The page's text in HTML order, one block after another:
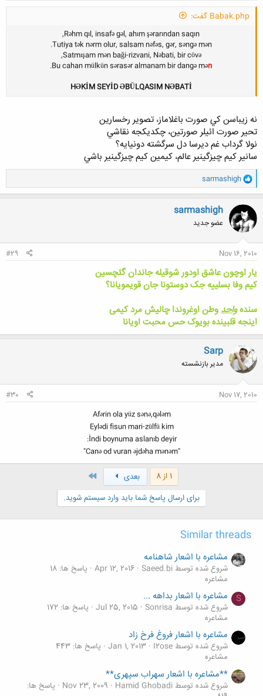
Babak.php گفت:
Rəhm qıl, insafə gəl, ahım şərarından saqın,
Tutiya tək nərm olur, salsam nəfəs, gər, səngə mən.
Satmışam mən baği-rizvani, Nəbati, bir cövə,
Bu cahan mülkün sərasər almanam bir dangə mən
.
HƏKİM SEYİD ƏBÜLQASIM NƏBATİ
نه زيباسن کي صورت باغلاماز، تصوير رخسارين
تحير صورت ائيلر صورتين، چکديکجه نقاشي
نولا گرداب غم ديرسا دل سرگشته دونيايه؟
سانير کيم چيزگينير عالم، کيمين کيم چيزگينير باشي
و
ا
ک
ن
ش
ه
ا
sarmashigh
sarmashigh
عضو جدید
Nov 16, 2010
#29
یار اوچون عاشق اودور شوقیله جاندان گئچسین
کیم وفا بسلییه جک دوستونا جان قویمویانا؟
سندهواحدوطن اوغروندا چالیش مرد کیمی
اینجه قلبینده بویوک حس محبت اویانا
Sarp
مدیر بازنشسته
Nov 17, 2010
#30
Afərin ola yüz sənə,qələm
Eylədi fisun mari-zülfü kim
İndi boynuma aslanıb deyir:
"Canə od vuran əjdəha mənəm"
1 از 8 بعدی
برای ارسال پاسخ شما باید وارد سیستم شوید.
Similar threads
مشاعره با اشعار شاهنامه
شروع شده توسط Saeed.bi Apr 12, 2016 پاسخ ها: 18
مشاعره
S مشاعره با اشعار بداهه ...
شروع شده توسط Sonrisa Jul 25, 2015 پاسخ ها: 172
مشاعره
مشاعره با اشعار فروغ فرخ زاد
شروع شده توسط I2ose Jan 1, 2013 پاسخ ها: 443
مشاعره
**مشاعره با اشعار سهراب سپهری**
شروع شده توسط Hamid Ghobadi Nov 23, 2009
پاسخ ها: